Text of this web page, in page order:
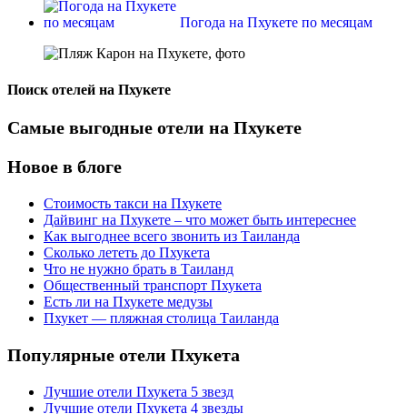
Погода на Пхукете по месяцам
Поиск отелей на Пхукете
Самые выгодные отели на Пхукете
Новое в блоге
Стоимость такси на Пхукете
Дайвинг на Пхукете – что может быть интереснее
Как выгоднее всего звонить из Таиланда
Сколько лететь до Пхукета
Что не нужно брать в Таиланд
Общественный транспорт Пхукета
Есть ли на Пхукете медузы
Пхукет — пляжная столица Таиланда
Популярные отели Пхукета
Лучшие отели Пхукета 5 звезд
Лучшие отели Пхукета 4 звезды